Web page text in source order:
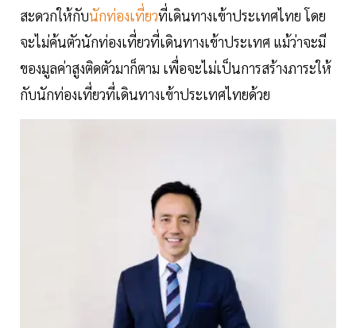
สะดวกให้กับนักท่องเที่ยวที่เดินทางเข้าประเทศไทย โดย
จะไม่ค้นตัวนักท่องเที่ยวที่เดินทางเข้าประเทศ แม้ว่าจะมี
ของมูลค่าสูงติดตัวมาก็ตาม เพื่อจะไม่เป็นการสร้างภาระให้
กับนักท่องเที่ยวที่เดินทางเข้าประเทศไทยด้วย